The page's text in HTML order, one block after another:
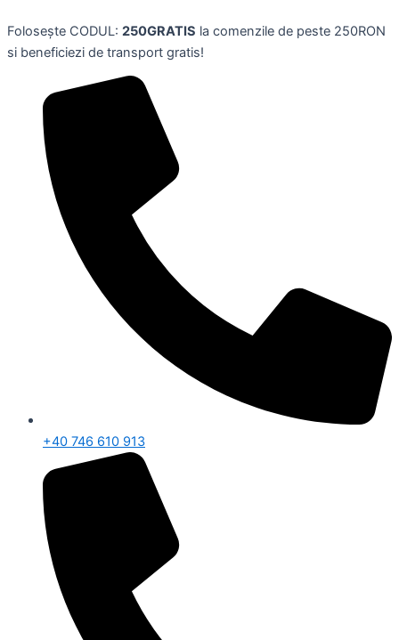
to
content
Folosește CODUL: 250GRATIS la comenzile de peste 250RON
si beneficiezi de transport gratis!
+40 746 610 913